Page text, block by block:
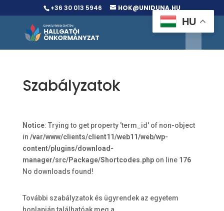
+36 30 013 5946 HOK@UNIDUNA.HU
Szabályzatok
Notice: Trying to get property 'term_id' of non-object
in /var/www/clients/client11/web11/web/wp-
content/plugins/download-
manager/src/Package/Shortcodes.phpon line 176
No downloads found!
További szabályzatok és ügyrendek az egyetem
HU